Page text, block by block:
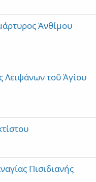
Ἀνθίμου
Λειψάνων τοῦ Ἁγίου
Πισιδιανής